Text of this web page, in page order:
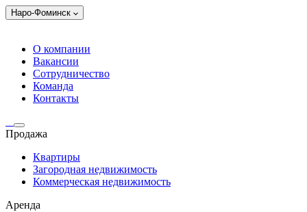
Наро-Фоминск
О компании
Вакансии
Сотрудничество
Команда
Контакты
Продажа
Квартиры
Загородная недвижимость
Коммерческая недвижимость
Аренда